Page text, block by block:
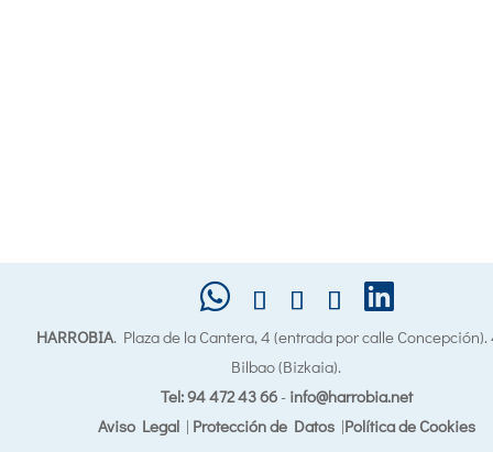
HARROBIA. Plaza de la Cantera, 4 (entrada por calle
Bilbao (Bizkaia).
Tel: 94 472 43 66- info@harrobia.net
Aviso Legal| Protección de Datos|Política de Cookies